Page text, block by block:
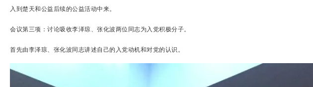
入到楚天和公益后续的公益活动中来。
会议第三项：讨论吸收李泽琼、张化波两位同志为入党积极分子。
首先由李泽琼、张化波同志讲述自己的入党动机和对党的认识。